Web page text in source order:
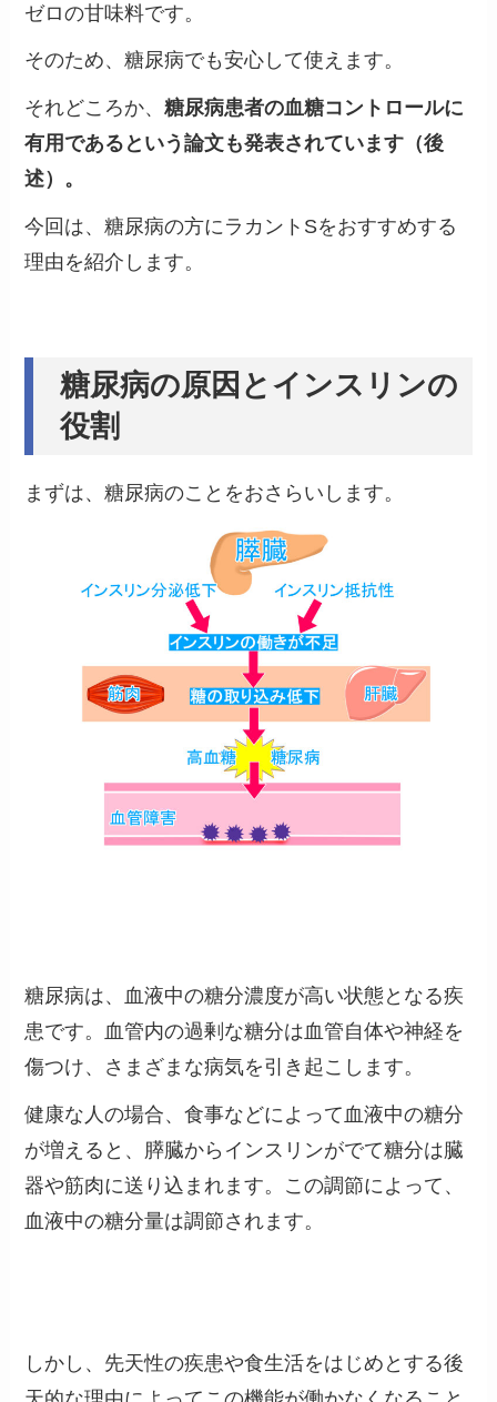
ゼロの甘味料です。
そのため、糖尿病でも安心して使えます。
それどころか、糖尿病患者の血糖コントロールに
有用であるという論文も発表されています（後
述）。
今回は、糖尿病の方にラカントSをおすすめする
理由を紹介します。
糖尿病の原因とインスリンの
役割
まずは、糖尿病のことをおさらいします。
糖尿病は、血液中の糖分濃度が高い状態となる疾
患です。血管内の過剰な糖分は血管自体や神経を
傷つけ、さまざまな病気を引き起こします。
健康な人の場合、食事などによって血液中の糖分
が増えると、膵臓からインスリンがでて糖分は臓
器や筋肉に送り込まれます。この調節によって、
血液中の糖分量は調節されます。
しかし、先天性の疾患や食生活をはじめとする後